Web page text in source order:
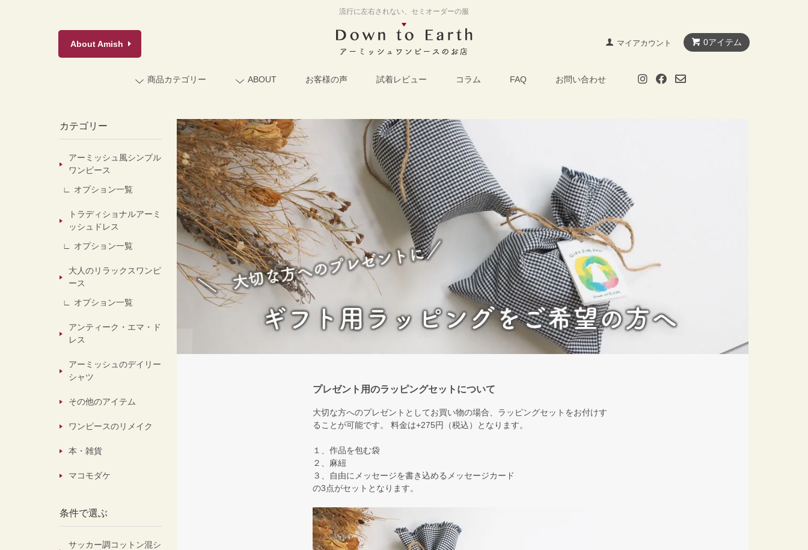
流行に左右されない、セミオーダーの服
0アイテム
マイアカウント
AboutAmish
商品カテゴリー ABOUT お客様の声 試着レビュー コラム FAQ お問い合わせ
プレゼント用のラッピングセットについて
大切な方へのプレゼントとしてお買い物の場合、ラッピングセットをお付けす
ることが可能です。 料金は+275円（税込）となります。
１、作品を包む袋
２、麻紐
３、自由にメッセージを書き込めるメッセージカード
の3点がセットとなります。
カテゴリー
アーミッシュ風シンプル
ワンピース
オプション一覧
トラディショナルアーミ
ッシュドレス
オプション一覧
大人のリラックスワンピ
ース
オプション一覧
アンティーク・エマ・ド
レス
アーミッシュのデイリー
シャツ
その他のアイテム
ワンピースのリメイク
本・雑貨
マコモダケ
条件で選ぶ
サッカー調コットン混シ